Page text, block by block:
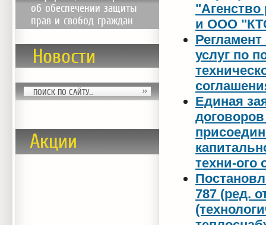
об обеспечении защиты
прав и свобод граждан
Новости
Акции
и ООО
услуг по
Единая
техни-ого
787 (ред.